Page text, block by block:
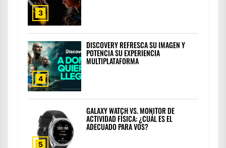
3
4
DISCOVERY REFRESCA SU IMAGEN Y
POTENCIA SU EXPERIENCIA
MULTIPLATAFORMA
5
GALAXY WATCH VS. MONITOR DE
ACTIVIDAD FÍSICA: ¿CUÁL ES EL
ADECUADO PARA VOS?